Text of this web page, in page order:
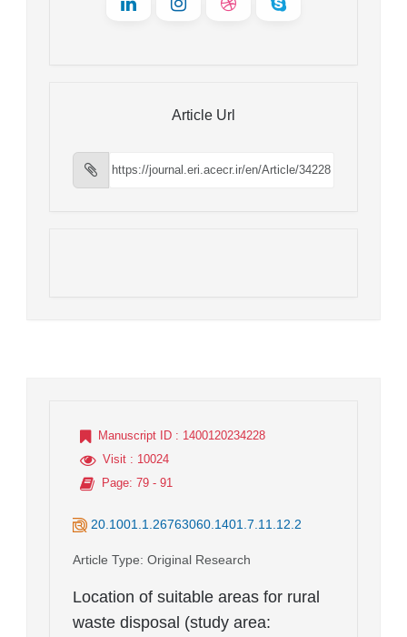
Article Url
Manuscript ID : 1400120234228
Visit : 10024
Page: 79 - 91
20.1001.1.26763060.1401.7.11.12.2
Article Type: Original Research
Location of suitable areas for rural
waste disposal (study area: